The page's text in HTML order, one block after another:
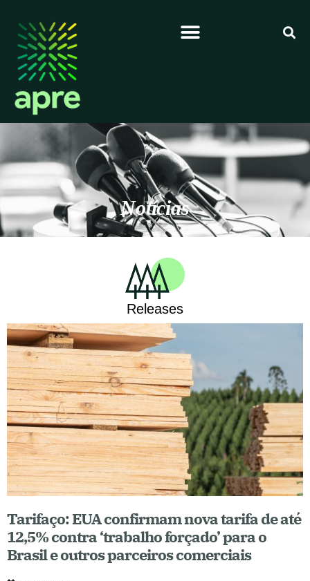
Notícias
Releases
Tarifaço: EUA confirmam nova tarifa de até
12,5% contra ‘trabalho forçado’ para o
Brasil e outros parceiros comerciais